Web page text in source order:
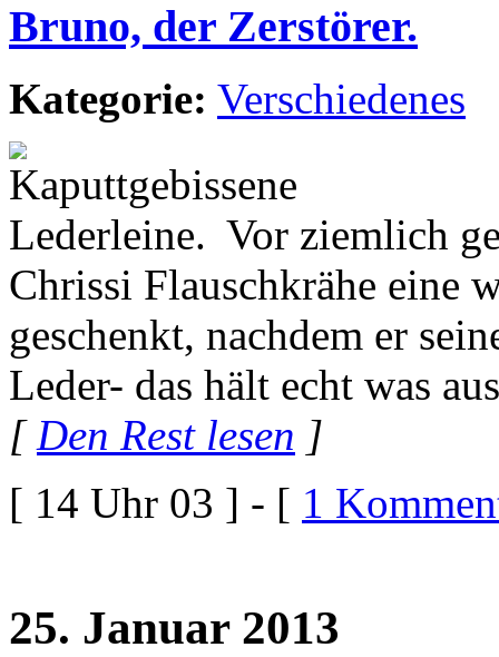
Bruno, der Zerstörer.
Kategorie: Verschiedenes
Vor ziemlich
Chrissi Flauschkrähe eine
geschenkt, nachdem er
Leder- das hält echt was
[Den Rest lesen ]
[ 14 Uhr 03 ] - [ 1
25. Januar 2013